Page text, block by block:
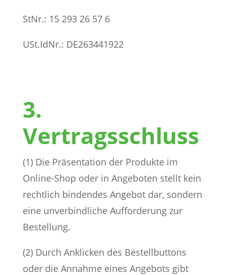
StNr.: 15 293 26 57 6
USt.IdNr.: DE263441922
3.
Vertragsschluss
(1) Die Präsentation der Produkte im
Online-Shop oder in Angeboten stellt kein
rechtlich bindendes Angebot dar, sondern
eine unverbindliche Aufforderung zur
Bestellung.
(2) Durch Anklicken des Bestellbuttons
oder die Annahme eines Angebots gibt